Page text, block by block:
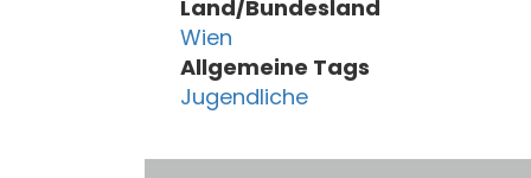
Land/Bundesland
Wien
Allgemeine Tags
Jugendliche